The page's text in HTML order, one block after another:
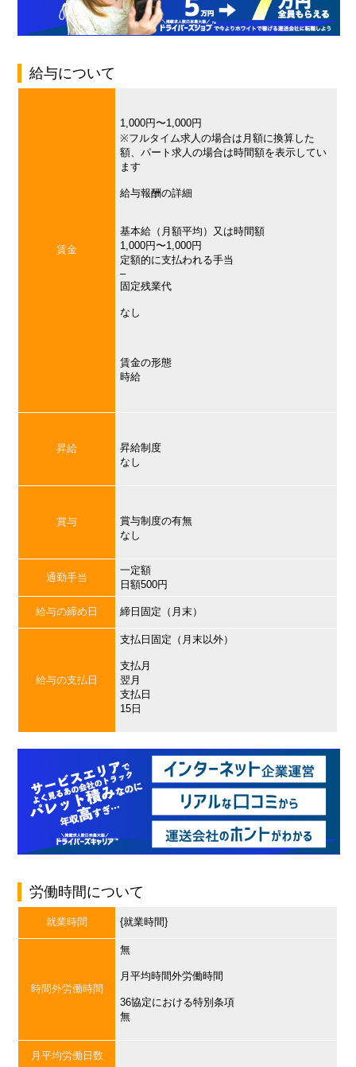
給与について
賃金
1,000円〜1,000円
※フルタイム求人の場合は月額に換算した
額、パート求人の場合は時間額を表示してい
ます
給与報酬の詳細
基本給（月額平均）又は時間額
1,000円〜1,000円
定額的に支払われる手当
–
固定残業代
なし
賃金の形態
時給
昇給
昇給制度
なし
賞与
賞与制度の有無
なし
通勤手当
一定額
日額500円
給与の締め日 締日固定（月末）
給与の支払日
支払日固定（月末以外）
支払月
翌月
支払日
15日
労働時間について
就業時間 {就業時間}
時間外労働時間
無
月平均時間外労働時間
36協定における特別条項
無
月平均労働日数